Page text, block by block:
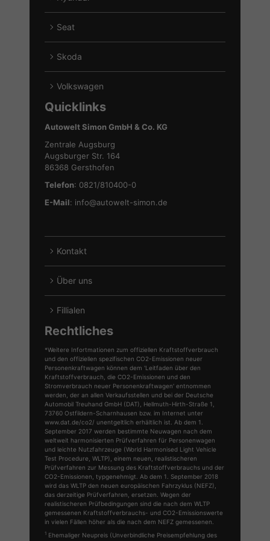
von
anzeigen
Alle
von
anzeigen
Seat
Alle
von
anzeigen
Skoda
Alle
von
Skoda
Volkswagen
Fahrzeuge
von
anzeigen
Quicklinks
Autowelt Simon GmbH & Co. KG
Zentrale Augsburg
Augsburger Str. 164
86368 Gersthofen
Telefon: 0821/810400-0
E-Mail: info@autowelt-simon.de
Kontakt
Über uns
Fillialen
Rechtliches
*Weitere Infortmationen zum offiziellen Kraftstoffverbrauch
und den offiziellen spezifischen CO2-Emissionen neuer
Personenkraftwagen können dem 'Leitfaden über den
Kraftstoffverbrauch, die CO2-Emissionen und den
Stromverbrauch neuer Personenkraftwagen' entnommen
werden, der an allen Verkaufsstellen und bei der Deutsche
Automobil Treuhand GmbH (DAT), Hellmuth-Hirth-Straße 1,
73760 Ostfildern-Scharnhausen bzw. im Internet unter
www.dat.de/co2/ unentgeltlich erhältlich ist. Ab dem 1.
September 2017 werden bestimmte Neuwagen nach dem
weltweit harmonisierten Prüfverfahren für Personenwagen
und leichte Nutzfahrzeuge (World Harmonised Light Vehicle
Test Procedure, WLTP), einem neuen, realistischeren
Prüfverfahren zur Messung des Kraftstoffverbrauchs und der
CO2-Emissionen, typgenehmigt. Ab dem 1. September 2018
wird das WLTP den neuen europäischen Fahrzyklus (NEFZ),
das derzeitige Prüfverfahren, ersetzen. Wegen der
realistischeren Prüfbedingungen sind die nach dem WLTP
gemessenen Kraftstoffverbrauchs- und CO2-Emissionswerte
in vielen Fällen höher als die nach dem NEFZ gemessenen.
1 Ehemaliger Neupreis (Unverbindliche Preisempfehlung des